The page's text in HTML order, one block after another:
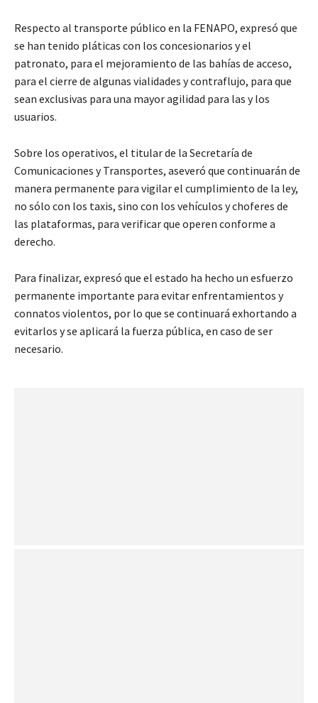
Respecto al transporte público en la FENAPO, expresó que
se han tenido pláticas con los concesionarios y el
patronato, para el mejoramiento de las bahías de acceso,
para el cierre de algunas vialidades y contraflujo, para que
sean exclusivas para una mayor agilidad para las y los
usuarios.
Sobre los operativos, el titular de la Secretaría de
Comunicaciones y Transportes, aseveró que continuarán de
manera permanente para vigilar el cumplimiento de la ley,
no sólo con los taxis, sino con los vehículos y choferes de
las plataformas, para verificar que operen conforme a
derecho.
Para finalizar, expresó que el estado ha hecho un esfuerzo
permanente importante para evitar enfrentamientos y
connatos violentos, por lo que se continuará exhortando a
evitarlos y se aplicará la fuerza pública, en caso de ser
necesario.